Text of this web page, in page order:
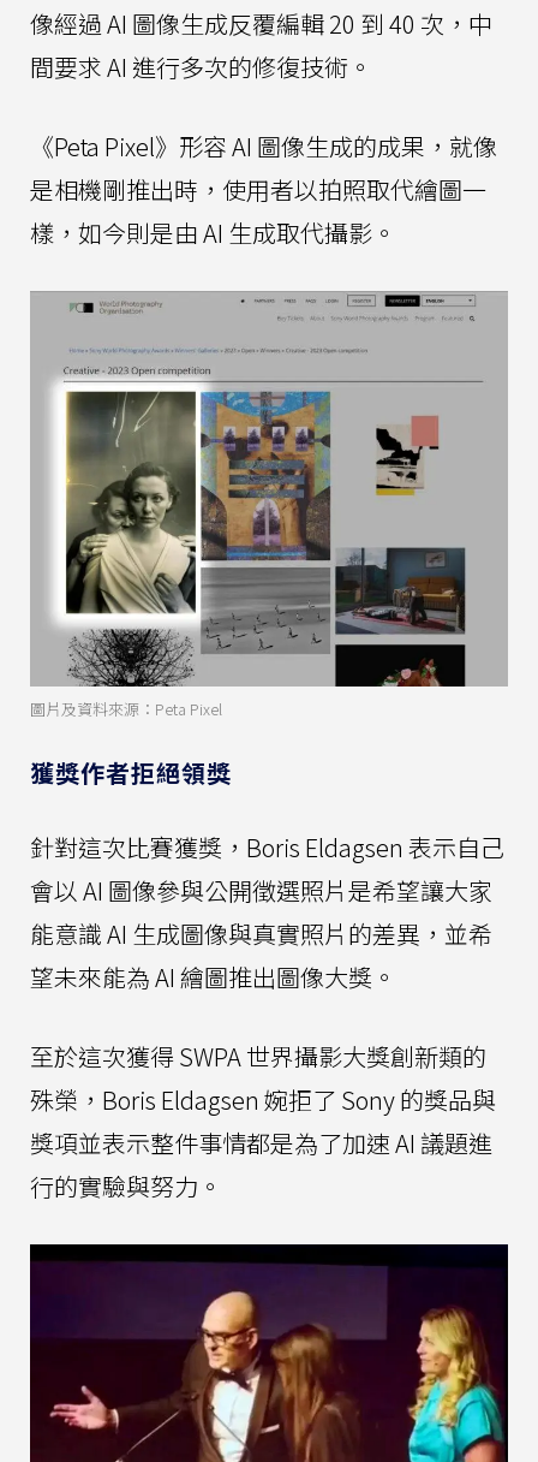
像經過 AI 圖像生成反覆編輯 20 到 40 次，中
間要求 AI 進行多次的修復技術。
《Peta Pixel》形容 AI 圖像生成的成果，就像
是相機剛推出時，使用者以拍照取代繪圖一
樣，如今則是由 AI 生成取代攝影。
圖片及資料來源：Peta Pixel
獲獎作者拒絕領獎
針對這次比賽獲獎，Boris Eldagsen 表示自己
會以 AI 圖像參與公開徵選照片是希望讓大家
能意識 AI 生成圖像與真實照片的差異，並希
望未來能為 AI 繪圖推出圖像大獎。
至於這次獲得 SWPA 世界攝影大獎創新類的
殊榮，Boris Eldagsen 婉拒了 Sony 的獎品與
獎項並表示整件事情都是為了加速 AI 議題進
行的實驗與努力。